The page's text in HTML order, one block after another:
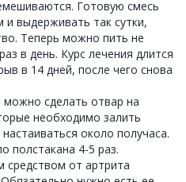
Готовую смесь
выдерживать так сутки,
Теперь можно пить не
в день. Курс лечения длится
в 14 дней, после чего снова
можно сделать отвар на
необходимо залить
около получаса.
полстакана 4-5 раз.
от артрита